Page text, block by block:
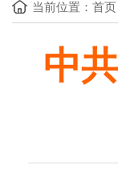
当前位置： 首页
中